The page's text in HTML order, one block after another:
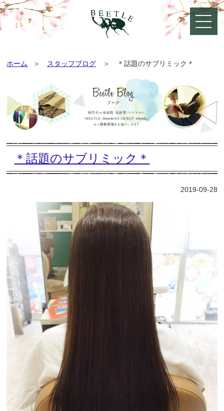
ホーム スタッフブログ ＊話題のサブリミック＊
＊話題のサブリミック＊
2019-09-28